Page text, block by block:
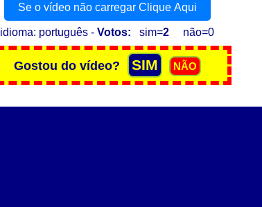
Se o vídeo não carregar Clique Aqui
idioma: português -Votos: sim=2 não=0